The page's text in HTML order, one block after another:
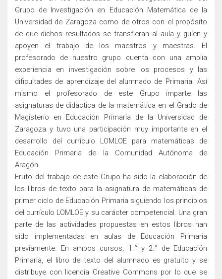
Grupo de Investigación en Educación Matemática de la
Universidad de Zaragoza como de otros con el propósito
de que dichos resultados se transfieran al aula y guíen y
apoyen el trabajo de los maestros y maestras. El
profesorado de nuestro grupo cuenta con una amplia
experiencia en investigación sobre los procesos y las
dificultades de aprendizaje del alumnado de Primaria. Así
mismo el profesorado de este Grupo imparte las
asignaturas de didáctica de la matemática en el Grado de
Magisterio en Educación Primaria de la Universidad de
Zaragoza y tuvo una participación muy importante en el
desarrollo del currículo LOMLOE para matemáticas de
Educación Primaria de la Comunidad Autónoma de
Aragón.
Fruto del trabajo de este Grupo ha sido la elaboración de
los libros de texto para la asignatura de matemáticas de
primer ciclo de Educación Primaria siguiendo los principios
del currículo LOMLOE y su carácter competencial. Una gran
parte de las actividades propuestas en estos libros han
sido implementadas en aulas de Educación Primaria
previamente. En ambos cursos, 1.° y 2.° de Educación
Primaria, el libro de texto del alumnado es gratuito y se
distribuye con licencia Creative Commons por lo que se